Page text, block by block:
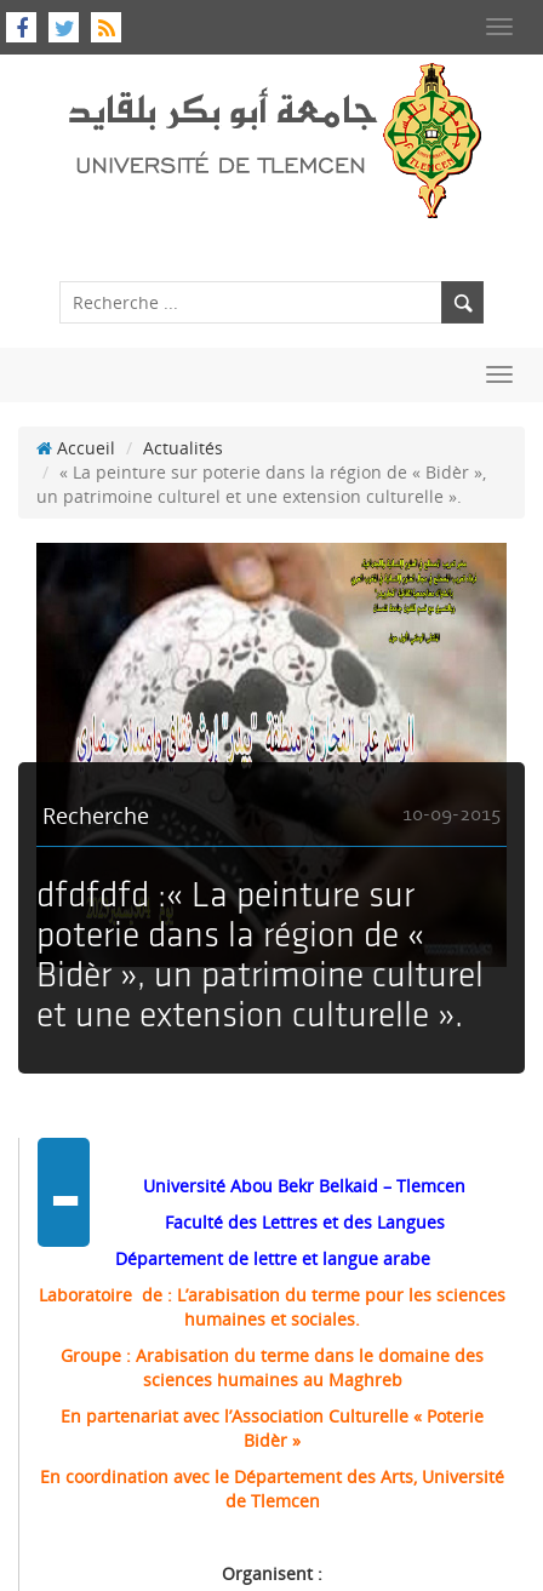
Accueil
Actualités
« La peinture sur poterie dans la région de « Bidèr »,
un patrimoine culturel et une extension culturelle ».
Recherche 10-09-2015
dfdfdfd :« La peinture sur
poterie dans la région de «
Bidèr », un patrimoine culturel
et une extension culturelle ».
-
Université Abou Bekr Belkaid – Tlemcen
Faculté des Lettres et des Langues
Département de lettre et langue arabe
Laboratoire de : L’arabisation du terme pour les sciences
humaines et sociales.
Groupe : Arabisation du terme dans le domaine des
sciences humaines au Maghreb
En partenariat avec l’Association Culturelle « Poterie
Bidèr »
En coordination avec le Département des Arts, Université
de Tlemcen
Organisent :